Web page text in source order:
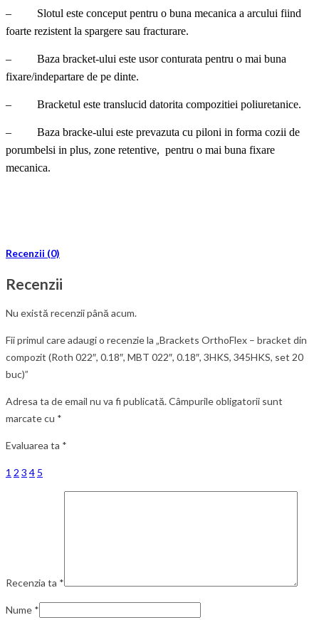
– Slotul este conceput pentru o buna mecanica a arcului fiind
foarte rezistent la spargere sau fracturare.
– Baza bracket-ului este usor conturata pentru o mai buna
fixare/indepartare de pe dinte.
– Bracketul este translucid datorita compozitiei poliuretanice.
– Baza bracke-ului este prevazuta cu piloni in forma cozii de
porumbelsi in plus, zone retentive, pentru o mai buna fixare
mecanica.
Recenzii (0)
Recenzii
Nu există recenzii până acum.
Fii primul care adaugi o recenzie la „Brackets OrthoFlex – bracket din
compozit (Roth 022″, 0.18″, MBT 022″, 0.18″, 3HKS, 345HKS, set 20
buc)”
Adresa ta de email nu va fi publicată.Câmpurile obligatorii sunt
marcate cu *
Evaluarea ta *
1 2 3 4 5
Recenzia ta *
Nume *